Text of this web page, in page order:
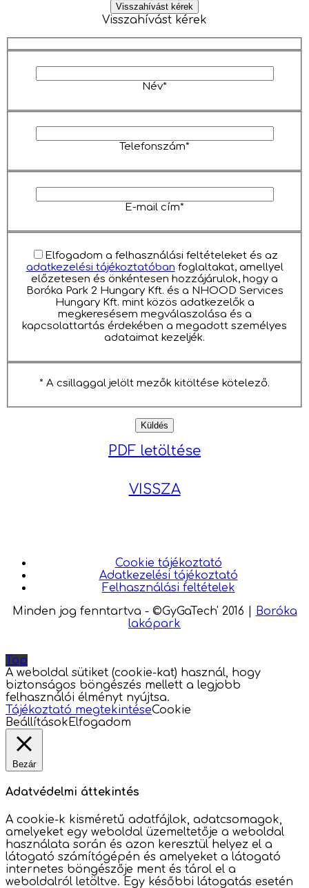
Visszahívást kérek
Visszahívást kérek
Név*
Telefonszám*
E-mail cím*
Elfogadom a felhasználási feltételeket és az
adatkezelési tájékoztatóban foglaltakat, amellyel
előzetesen és önkéntesen hozzájárulok, hogy a
Boróka Park 2 Hungary Kft. és a NHOOD Services
Hungary Kft. mint közös adatkezelők a
megkeresésem megválaszolása és a
kapcsolattartás érdekében a megadott személyes
adataimat kezeljék.
* A csillaggal jelölt mezők kitöltése kötelező.
PDF letöltése
VISSZA
Cookie tájékoztató
Adatkezelési tájékoztató
Felhasználási feltételek
Minden jog fenntartva - ©GyGaTech' 2016
Boróka
lakópark
Top
A weboldal sütiket (cookie-kat) használ, hogy
biztonságos böngészés mellett a legjobb
felhasználói élményt nyújtsa.
Tájékoztató megtekintéseCookie
Beállítások Elfogadom
Bezár
Adatvédelmi áttekintés
A cookie-k kisméretű adatfájlok, adatcsomagok,
amelyeket egy weboldal üzemeltetője a weboldal
használata során és azon keresztül helyez el a
látogató számítógépén és amelyeket a látogató
internetes böngészője ment és tárol el a
weboldalról letöltve. Egy későbbi látogatás esetén